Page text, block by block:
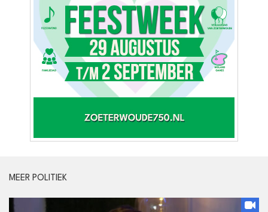
MEER POLITIEK